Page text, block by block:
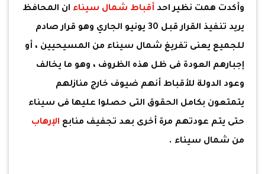
وأكدت همت نظير احد أقباط شمال سيناء ان المحافظ
يريد تنفيذ القرار قبل 30 يونيو الجاري وهو قرار صادم
للجميع يعنى تفريغ شمال سيناء من المسيحيين ، أو
إجبارهم العودة فى ظل هذه الظروف ، وهو ما يخالف
وعود الدولة للأقباط أنهم ضيوف خارج منازلهم
يتمتعون بكامل الحقوق التى حصلوا عليها فى سيناء
حتى يتم عودتهم مرة أخرى بعد تجفيف منابع الإرهاب
من شمال سيناء .